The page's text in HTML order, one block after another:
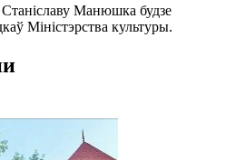
Манюшка будзе
Міністэрства культуры.